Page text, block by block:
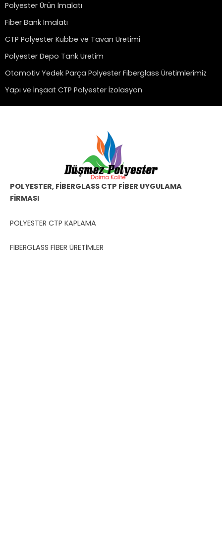
Polyester Ürün İmalatı
Fiber Bank İmalatı
CTP Polyester Kubbe ve Tavan Üretimi
Polyester Depo Tank Üretim
Otomotiv Yedek Parça Polyester Fiberglass Üretimlerimiz
Yapı ve İnşaat CTP Polyester İzolasyon
POLYESTER, FİBERGLASS CTP FİBER UYGULAMA
FİRMASI
POLYESTER CTP KAPLAMA
FİBERGLASS FİBER ÜRETİMLER